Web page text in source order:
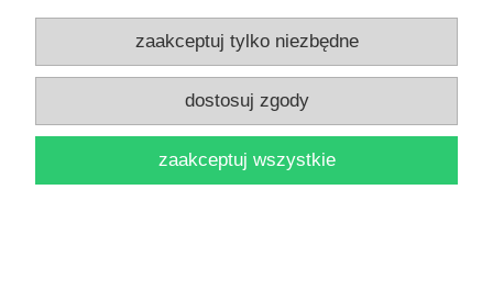
Filmowy romans / J. B. Cooper
14,90 zł
do koszyka
zaakceptuj tylko niezbędne
dostosuj zgody
zaakceptuj wszystkie